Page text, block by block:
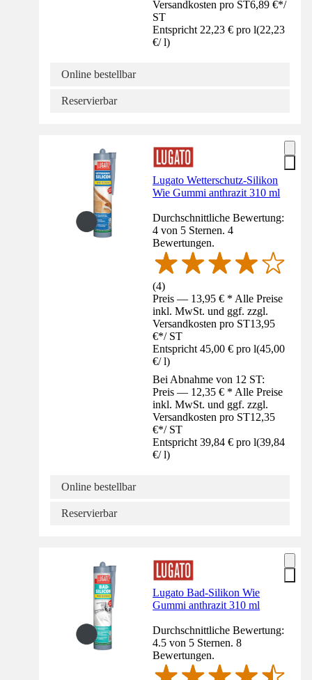
Versandkosten pro ST6,89 €*/
ST
Entspricht 22,23 € pro l(22,23
€/ l)
Online bestellbar
Reservierbar
Lugato Wetterschutz-Silikon
Wie Gummi anthrazit 310 ml
Durchschnittliche Bewertung:
4 von 5 Sternen. 4
Bewertungen.
(4)
Preis — 13,95 € * Alle Preise
inkl. MwSt. und ggf. zzgl.
Versandkosten pro ST13,95
€*/ ST
Entspricht 45,00 € pro l(45,00
€/ l)
Bei Abnahme von 12 ST:
Preis — 12,35 € * Alle Preise
inkl. MwSt. und ggf. zzgl.
Versandkosten pro ST12,35
€*/ ST
Entspricht 39,84 € pro l(39,84
€/ l)
Online bestellbar
Reservierbar
Lugato Bad-Silikon Wie
Gummi anthrazit 310 ml
Durchschnittliche Bewertung:
4.5 von 5 Sternen. 8
Bewertungen.